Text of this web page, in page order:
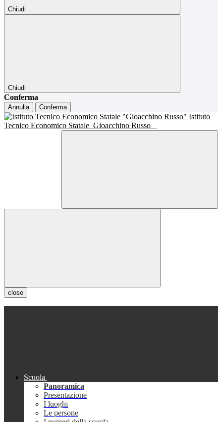
Chiudi
Chiudi
Conferma
Annulla Conferma
Istituto
Tecnico Economico Statale Gioacchino Russo
close
Scuola
Panoramica
Presentazione
I luoghi
Le persone